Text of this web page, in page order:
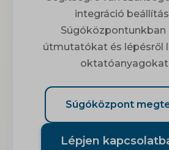
integráció
Súgóközpontunkban
útmutatókat és lépésről
oktatóanyagokat
Súgóközpont
Lépjen